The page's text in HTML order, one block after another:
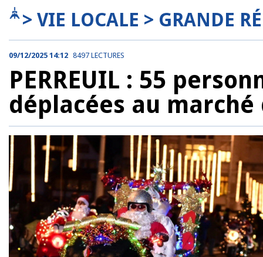
> VIE LOCALE > GRANDE
09/12/2025 14:12 8497 LECTURES
PERREUIL : 55
déplacées au marché